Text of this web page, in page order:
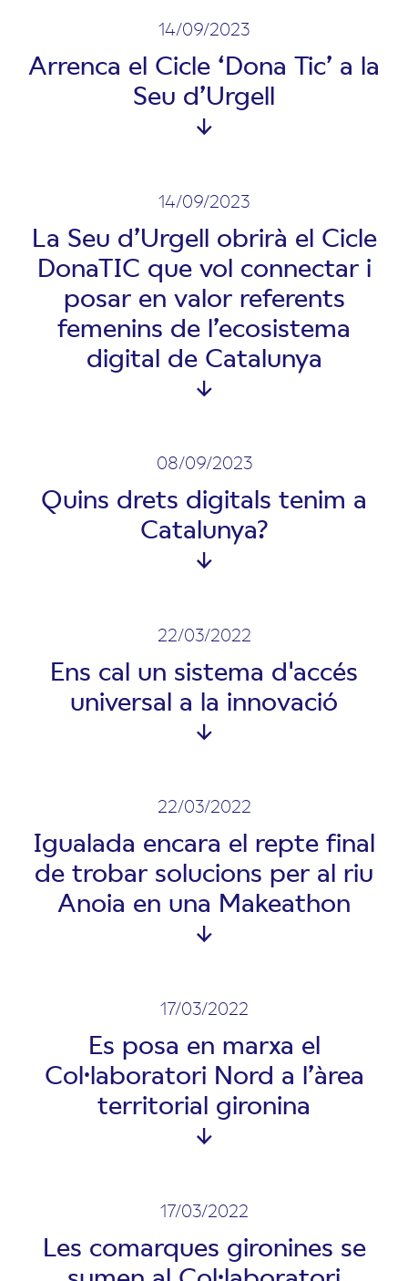
14/09/2023
Arrenca el Cicle ‘Dona Tic’ a la
Seu d’Urgell
14/09/2023
La Seu d’Urgell obrirà el Cicle
DonaTIC que vol connectar i
posar en valor referents
femenins de l’ecosistema
digital de Catalunya
08/09/2023
Quins drets digitals tenim a
Catalunya?
22/03/2022
Ens cal un sistema d'accés
universal a la innovació
22/03/2022
Igualada encara el repte final
de trobar solucions per al riu
Anoia en una Makeathon
17/03/2022
Es posa en marxa el
Col·laboratori Nord a l’àrea
territorial gironina
17/03/2022
Les comarques gironines se